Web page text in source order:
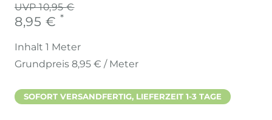
UVP 10,95 €
8,95 € *
Inhalt 1 Meter
Grundpreis 8,95 € / Meter
SOFORT VERSANDFERTIG, LIEFERZEIT 1-3 TAGE